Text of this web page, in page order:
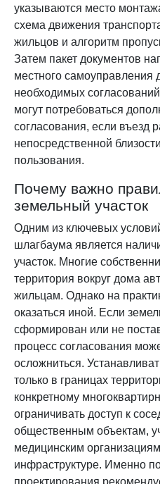
указываются место
схема движения
жильцов и алгоритм
Затем пакет документов
местного самоуправления
необходимых
могут потребоваться
согласования, если въезд
непосредственной
пользования.
Почему важно
земельный участок
Одним из ключевых
шлагбаума является
участок. Многие
территория вокруг дома
жильцам. Однако на
оказаться иной. Если
сформирован или не
процесс согласования
осложниться.
только в границах
конкретному
ограничивать доступ к
общественным объектам,
медицинским
инфраструктуре. Именно
проектирования